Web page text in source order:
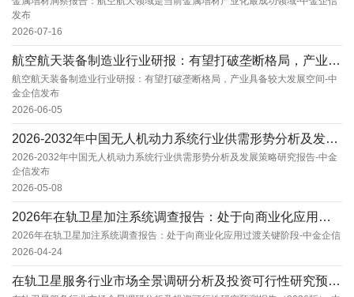
发布
2026-07-16
航空航天装备制造业行业研报：有望打破垄断格局，产业具备较大发展空间-中金企信发布
航空航天装备制造业行业研报：有望打破垄断格局，产业具备较大发展空间-中
金企信发布
2026-06-05
2026-2032年中国无人机动力系统行业供需形势分析及发展策略研究报告-中金企信发布
2026-2032年中国无人机动力系统行业供需形势分析及发展策略研究报告-中金
企信发布
2026-05-08
2026年在轨卫星加注系统调查报告：处于向商业化应用过渡关键阶段-中金企信
2026年在轨卫星加注系统调查报告：处于向商业化应用过渡关键阶段-中金企信
2026-04-24
在轨卫星服务行业市场全景调研分析及投资可行性研究预测报告（2026版）-中金企信发布